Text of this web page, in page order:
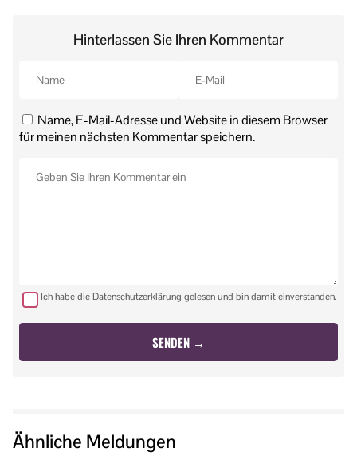
Hinterlassen Sie Ihren Kommentar
Name, E-Mail-Adresse und Website in diesem Browser
für meinen nächsten Kommentar speichern.
Ich habe die Datenschutzerklärung gelesen und bin damit einverstanden.
Ähnliche Meldungen